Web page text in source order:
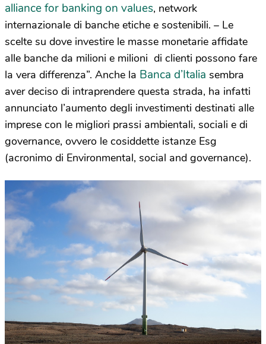
alliance for banking on values, network
internazionale di banche etiche e sostenibili. – Le
scelte su dove investire le masse monetarie affidate
alle banche da milioni e milioni di clienti possono fare
la vera differenza”. Anche la Banca d’Italia sembra
aver deciso di intraprendere questa strada, ha infatti
annunciato l’aumento degli investimenti destinati alle
imprese con le migliori prassi ambientali, sociali e di
governance, ovvero le cosiddette istanze Esg
(acronimo di Environmental, social and governance).